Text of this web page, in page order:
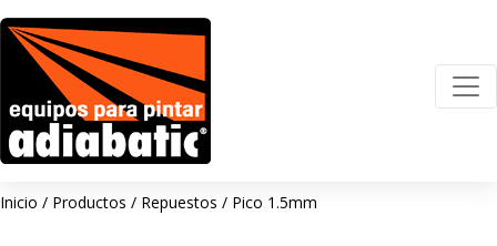
Inicio / Productos / Repuestos / Pico 1.5mm